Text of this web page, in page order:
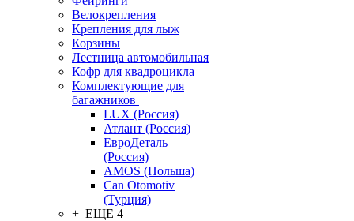
Велокрепления
Крепления для лыж
Корзины
Лестница автомобильная
Кофр для квадроцикла
Комплектующие для
багажников
LUX (Россия)
Атлант (Россия)
ЕвроДеталь
(Россия)
AMOS (Польша)
Can Otomotiv
(Турция)
+ ЕЩЕ 4